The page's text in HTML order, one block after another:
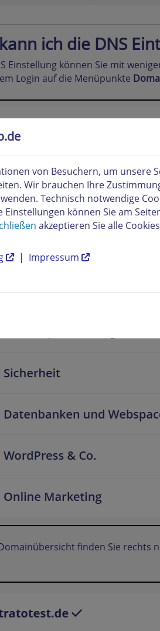
ich die DNS
Einstellung können Sie mit
Login auf die Menüpunkte
finden Sie rechts
von Besuchern, um unsere
Wir brauchen Ihre
Technisch notwendige
Einstellungen können Sie am
akzeptieren Sie alle
| Impressum